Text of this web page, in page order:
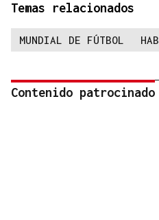
Temas relacionados
MUNDIAL DE FÚTBOL
Contenido patrocinado